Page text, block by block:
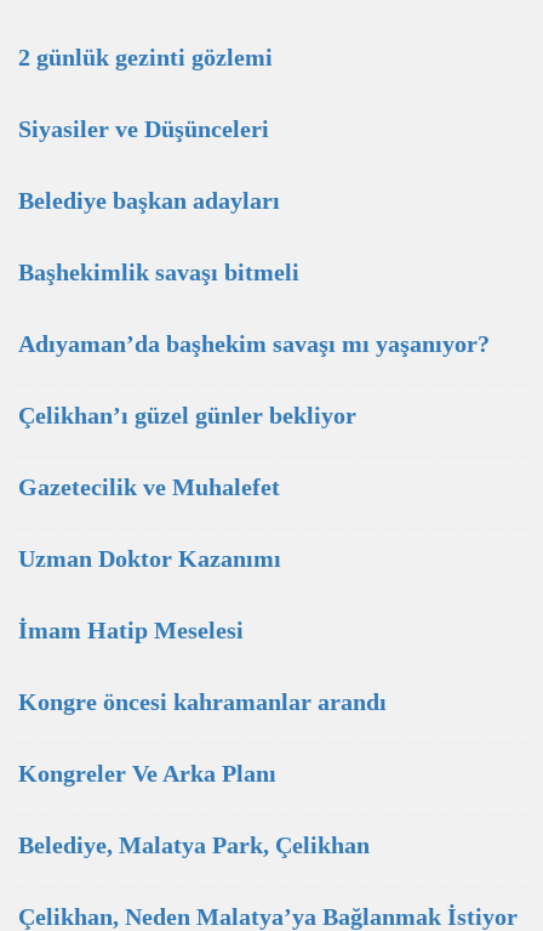
2 günlük gezinti gözlemi
Siyasiler ve Düşünceleri
Belediye başkan adayları
Başhekimlik savaşı bitmeli
Adıyaman’da başhekim savaşı mı yaşanıyor?
Çelikhan’ı güzel günler bekliyor
Gazetecilik ve Muhalefet
Uzman Doktor Kazanımı
İmam Hatip Meselesi
Kongre öncesi kahramanlar arandı
Kongreler Ve Arka Planı
Belediye, Malatya Park, Çelikhan
Çelikhan, Neden Malatya’ya Bağlanmak İstiyor